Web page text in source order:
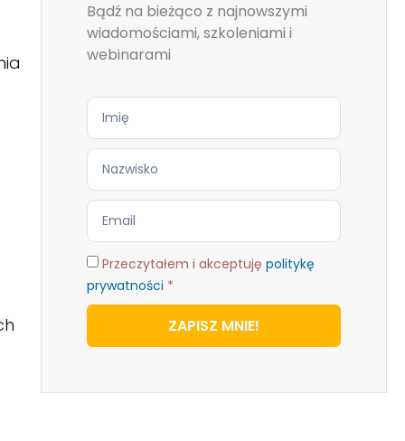
Bądź na bieżąco z najnowszymi
wiadomościami, szkoleniami i
webinarami
Przeczytałem i akceptuję politykę
prywatności *
ZAPISZ MNIE!